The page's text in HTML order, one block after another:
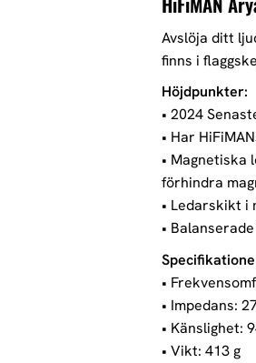
Avslöja ditt
finns i
Höjdpunkter:
• 2024
• Har
•
förhindra
• Ledarskikt
•
•
• Impedans:
• Känslighet:
• Vikt: 413 g